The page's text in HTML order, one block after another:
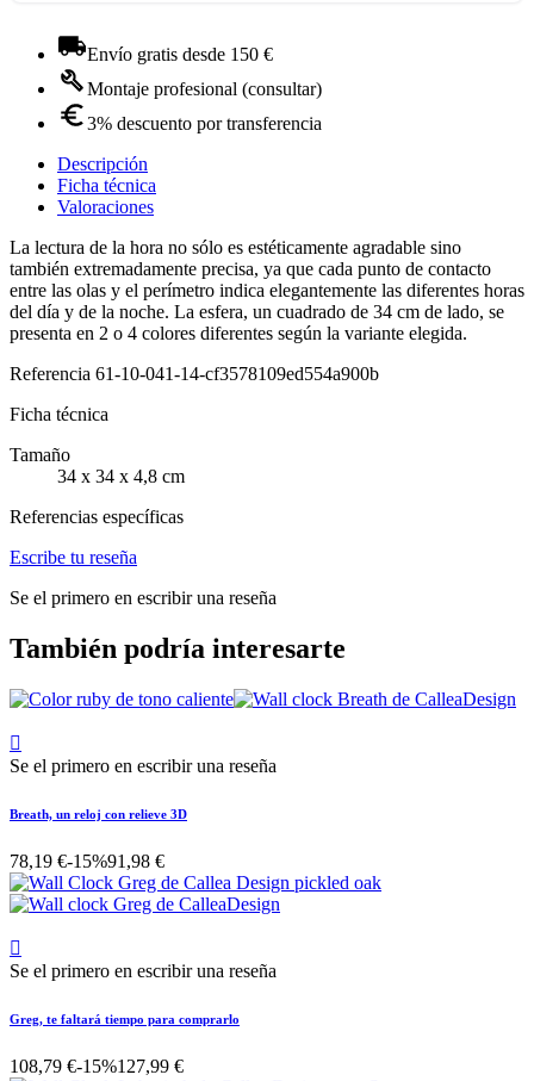
Envío gratis desde 150 €
Montaje profesional (consultar)
3% descuento por transferencia
Descripción
Ficha técnica
Valoraciones
La lectura de la hora no sólo es estéticamente agradable sino
también extremadamente precisa, ya que cada punto de contacto
entre las olas y el perímetro indica elegantemente las diferentes horas
del día y de la noche. La esfera, un cuadrado de 34 cm de lado, se
presenta en 2 o 4 colores diferentes según la variante elegida.
Referencia 61-10-041-14-cf3578109ed554a900b
Ficha técnica
Tamaño
34 x 34 x 4,8 cm
Referencias específicas
Escribe tu reseña
Se el primero en escribir una reseña
También podría interesarte

Se el primero en escribir una reseña
Breath, un reloj con relieve 3D
78,19 €-15%91,98 €

Se el primero en escribir una reseña
Greg, te faltará tiempo para comprarlo
108,79 €-15%127,99 €